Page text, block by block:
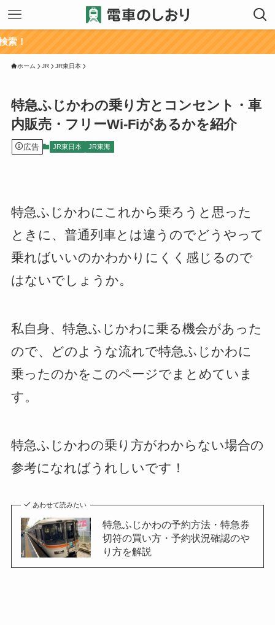
ホーム JR JR東日本
特急ふじかわの乗り方とコンセント・車
内販売・フリーWi-Fiがあるかを紹介
広告 JR東日本 JR東海
特急ふじかわにこれから乗ろうと思った
ときに、普通列車とは違うのでどうやって
乗ればいいのかわかりにくく感じるので
はないでしょうか。
私自身、特急ふじかわに乗る機会があった
ので、どのような流れで特急ふじかわに
乗ったのかをこのページでまとめていま
す。
特急ふじかわの乗り方がわからない場合の
参考になればうれしいです！
あわせて読みたい
特急ふじかわの予約方法・特急券
切符の買い方・予約状況確認のや
り方を解説